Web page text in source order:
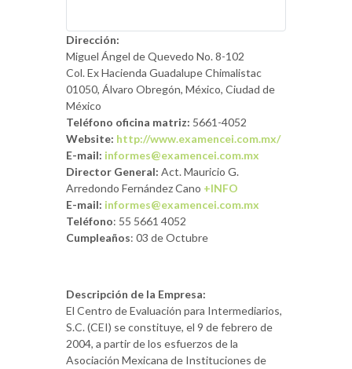
Dirección:
Miguel Ángel de Quevedo No. 8-102
Col. Ex Hacienda Guadalupe Chimalistac
01050, Álvaro Obregón, México, Ciudad de
México
Teléfono oficina matriz: 5661-4052
Website: http://www.examencei.com.mx/
E-mail: informes@examencei.com.mx
Director General: Act. Mauricio G.
Arredondo Fernández Cano +INFO
E-mail: informes@examencei.com.mx
Teléfono: 55 5661 4052
Cumpleaños: 03 de Octubre
Descripción de la Empresa:
El Centro de Evaluación para Intermediarios,
S.C. (CEI) se constituye, el 9 de febrero de
2004, a partir de los esfuerzos de la
Asociación Mexicana de Instituciones de